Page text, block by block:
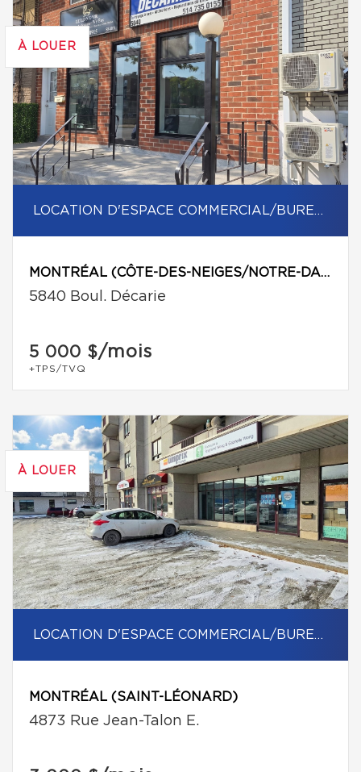
À LOUER
LOCATION D'ESPACE COMMERCIAL/BUREAU
MONTRÉAL (CÔTE-DES-NEIGES/NOTRE-DAME-DE-GRÂCE)
5840 Boul. Décarie
5 000 $/mois
+TPS/TVQ
À LOUER
LOCATION D'ESPACE COMMERCIAL/BUREAU
MONTRÉAL (SAINT-LÉONARD)
4873 Rue Jean-Talon E.